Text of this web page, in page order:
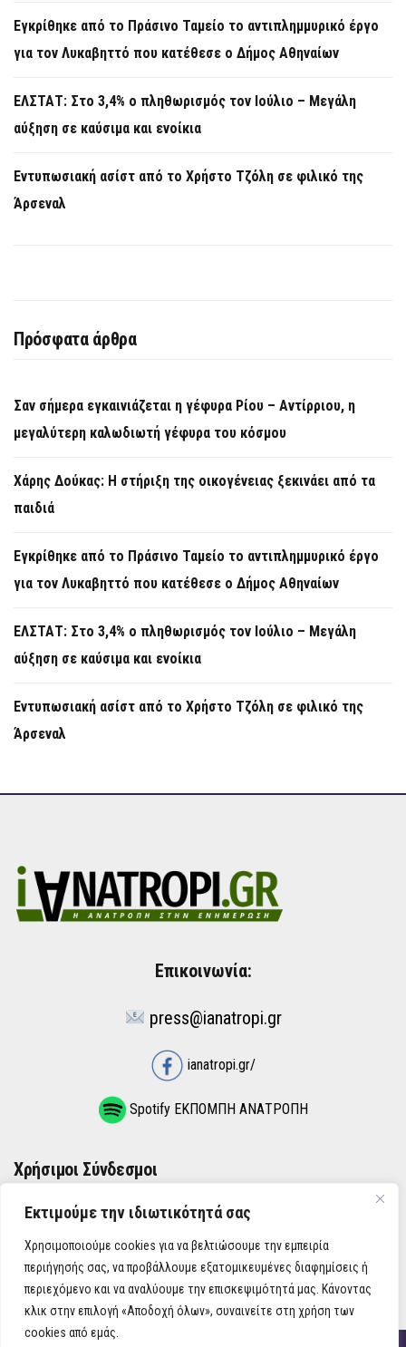
Εκτιμούμε την ιδιωτικότητά σας
Χρησιμοποιούμε cookies για να βελτιώσουμε την εμπειρία
περιήγησής σας, να προβάλλουμε εξατομικευμένες διαφημίσεις ή
περιεχόμενο και να αναλύουμε την επισκεψιμότητά μας. Κάνοντας
κλικ στην επιλογή «Αποδοχή όλων», συναινείτε στη χρήση των
cookies από εμάς.
Εγκρίθηκε από το Πράσινο Ταμείο το αντιπλημμυρικό έργο
για τον Λυκαβηττό που κατέθεσε ο Δήμος Αθηναίων
ΕΛΣΤΑΤ: Στο 3,4% ο πληθωρισμός τον Ιούλιο – Μεγάλη
αύξηση σε καύσιμα και ενοίκια
Εντυπωσιακή ασίστ από το Χρήστο Τζόλη σε φιλικό της
Άρσεναλ
Πρόσφατα άρθρα
Σαν σήμερα εγκαινιάζεται η γέφυρα Ρίου – Αντίρριου, η
μεγαλύτερη καλωδιωτή γέφυρα του κόσμου
Χάρης Δούκας: Η στήριξη της οικογένειας ξεκινάει από τα
παιδιά
Εγκρίθηκε από το Πράσινο Ταμείο το αντιπλημμυρικό έργο
για τον Λυκαβηττό που κατέθεσε ο Δήμος Αθηναίων
ΕΛΣΤΑΤ: Στο 3,4% ο πληθωρισμός τον Ιούλιο – Μεγάλη
αύξηση σε καύσιμα και ενοίκια
Εντυπωσιακή ασίστ από το Χρήστο Τζόλη σε φιλικό της
Άρσεναλ
Επικοινωνία:
press@ianatropi.gr
ianatropi.gr/
Spotify ΕΚΠΟΜΠΗ ΑΝΑΤΡΟΠΗ
Χρήσιμοι Σύνδεσμοι
ΌΡΟΙ ΧΡΉΣΗΣ
ΠΟΛΙΤΙΚΉ ΑΠΟΡΡΉΤΟΥ